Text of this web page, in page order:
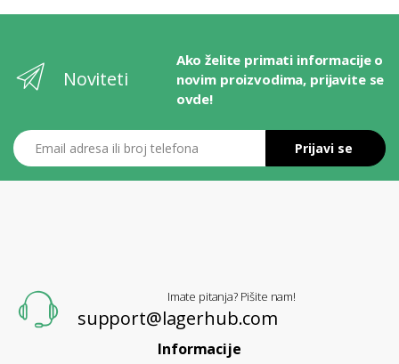
Noviteti
Ako želite primati informacije o
novim proizvodima, prijavite se
ovde!
Email adresa ili broj telefona
Prijavi se
Imate pitanja? Pišite nam!
support@lagerhub.com
Informacije